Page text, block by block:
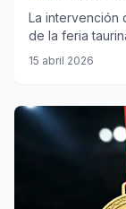
La intervención
de la feria
debate en
15 abril 2026